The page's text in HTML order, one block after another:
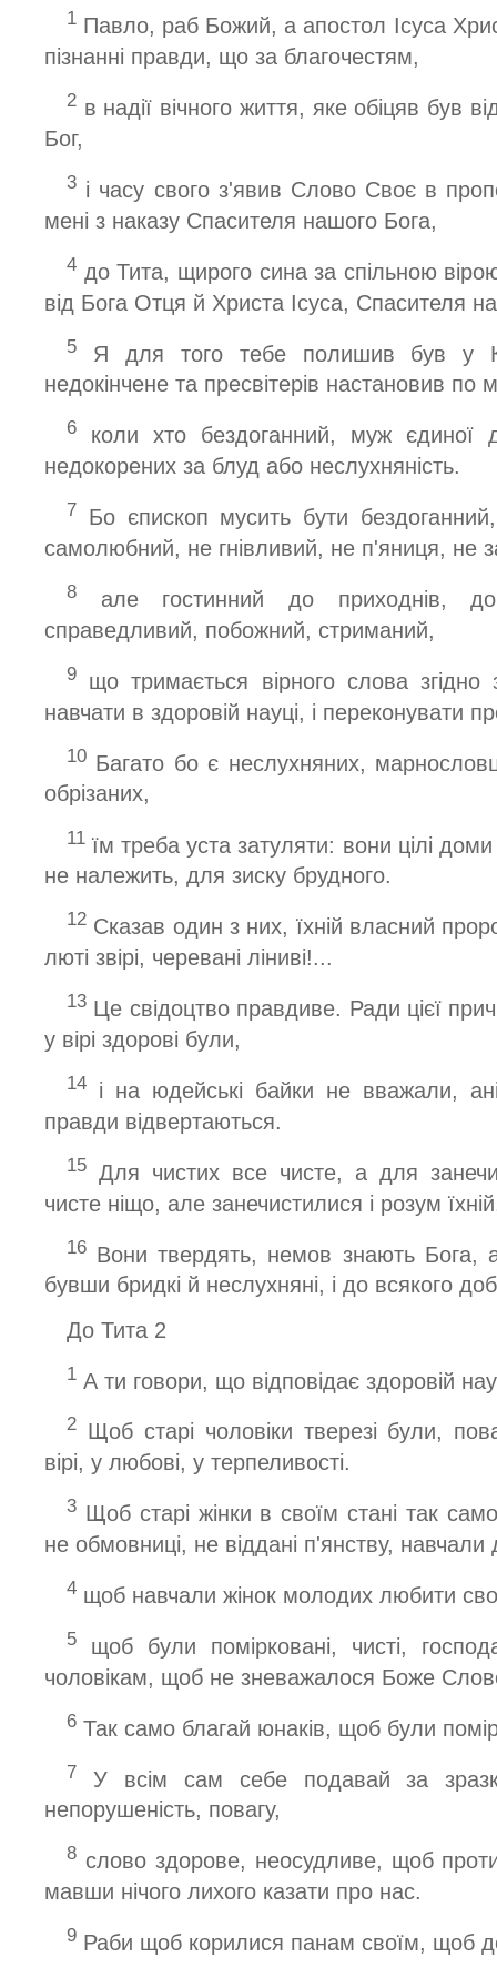
1 Павло, раб Божий, а апостол Ісуса
пізнанні правди, що за благочестям,
2 в надії вічного життя, яке обіцяв був
Бог,
3 і часу свого з'явив Слово Своє в
мені з наказу Спасителя нашого Бога,
4 до Тита, щирого сина за спільною
від Бога Отця й Христа Ісуса, Спасителя
5 Я для того тебе полишив був у
недокінчене та пресвітерів настановив по
6 коли хто бездоганний, муж єдиної
недокорених за блуд або неслухняність.
7 Бо єпископ мусить бути
самолюбний, не гнівливий, не п'яниця, не
8 але гостинний до приходнів,
справедливий, побожний, стриманий,
9 що тримається вірного слова
навчати в здоровій науці, і переконувати
10 Багато бо є неслухняних,
обрізаних,
11 їм треба уста затуляти: вони цілі
не належить, для зиску брудного.
12 Сказав один з них, їхній власний
люті звірі, черевані ліниві!...
13 Це свідоцтво правдиве. Ради цієї
у вірі здорові були,
14 і на юдейські байки не вважали,
правди відвертаються.
15 Для чистих все чисте, а для
чисте ніщо, але занечистилися і розум
16 Вони твердять, немов знають Бога,
бувши бридкі й неслухняні, і до всякого
До Тита 2
1 А ти говори, що відповідає здоровій
2 Щоб старі чоловіки тверезі були,
вірі, у любові, у терпеливості.
3 Щоб старі жінки в своїм стані так
не обмовниці, не віддані п'янству, навчали
4 щоб навчали жінок молодих любити
5 щоб були помірковані, чисті,
чоловікам, щоб не зневажалося Боже
6 Так само благай юнаків, щоб були
7 У всім сам себе подавай за
непорушеність, повагу,
8 слово здорове, неосудливе, щоб
мавши нічого лихого казати про нас.
9 Раби щоб корилися панам своїм, щоб